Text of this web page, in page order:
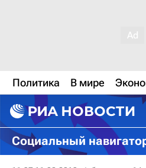
Политика В мире
Социальный